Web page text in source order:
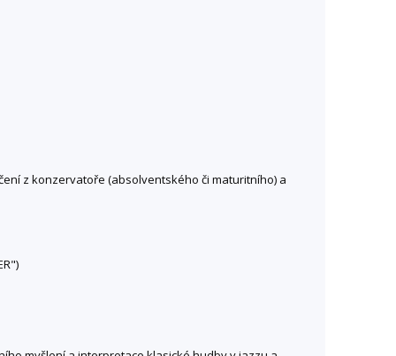
z konzervatoře (absolventského či maturitního) a